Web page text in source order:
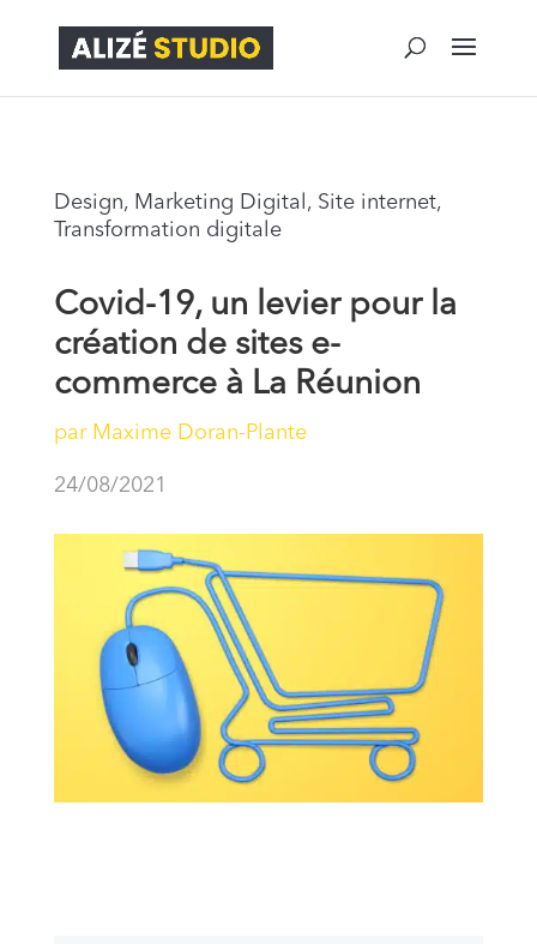
Design, Marketing Digital , Site internet,
Transformation digitale
Covid-19, un levier pour la
création de sites e-
commerce à La Réunion
par Maxime Doran-Plante
24/08/2021